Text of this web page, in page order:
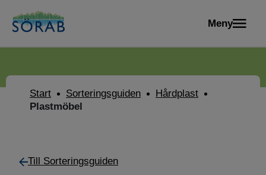
Meny
Start Sorteringsguiden
Hårdplast
Plastmöbel
Till Sorteringsguiden